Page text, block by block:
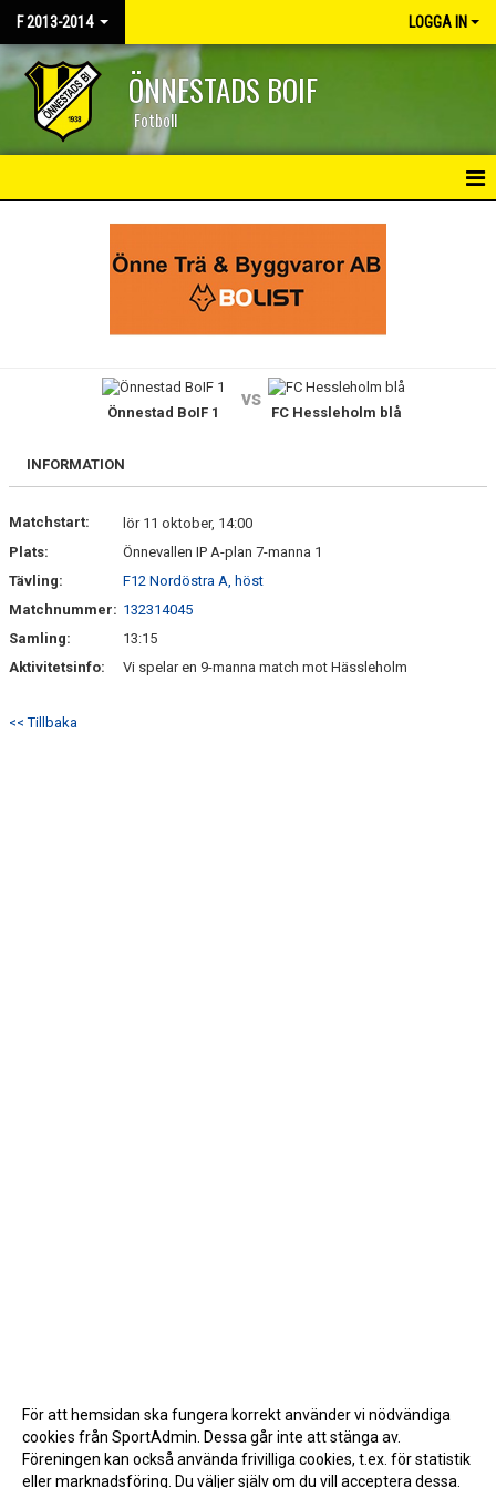
F 2013-2014 LOGGA IN
ÖNNESTADS BOIF
Fotboll
BILDGALLERI
KONTAKT
Önnestad BoIF 1
vs
FC Hessleholm blå
INFORMATION
Matchstart:
lör 11 oktober, 14:00
Plats:
Önnevallen IP A-plan 7-manna 1
Tävling:
F12 Nordöstra A, höst
Matchnummer: 132314045
Samling:
13:15
Aktivitetsinfo:
Vi spelar en 9-manna match mot Hässleholm
<< Tillbaka
För att hemsidan ska fungera korrekt använder vi nödvändiga
cookies från SportAdmin. Dessa går inte att stänga av.
Föreningen kan också använda frivilliga cookies, t.ex. för statistik
eller marknadsföring. Du väljer själv om du vill acceptera dessa.